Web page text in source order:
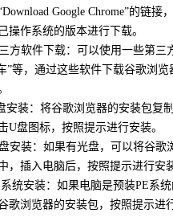
Google Chrome”的链接
操作系统的版本进行下载。
方软件下载：可以使用一些第三
”等，通过这些软件下载谷歌浏
安装：将谷歌浏览器的安装包复
U盘图标，按照提示进行安装。
安装：如果有光盘，可以将谷歌
，插入电脑后，按照提示进行安
统安装：如果电脑是预装PE系
歌浏览器的安装包，按照提示进